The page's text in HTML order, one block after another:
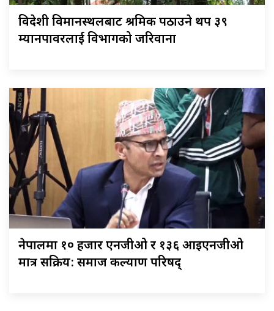
विदेशी विमानस्थलबाट श्रमिक पठाउने थप ३९
म्यानपावरलाई विभागको जरिवाना
नेपालमा १० हजार एनजीओ र १३६ आइएनजीओ
मात्र सक्रिय: समाज कल्याण परिषद्